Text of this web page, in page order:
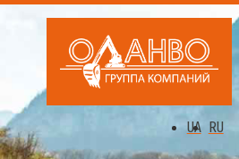
UA RU